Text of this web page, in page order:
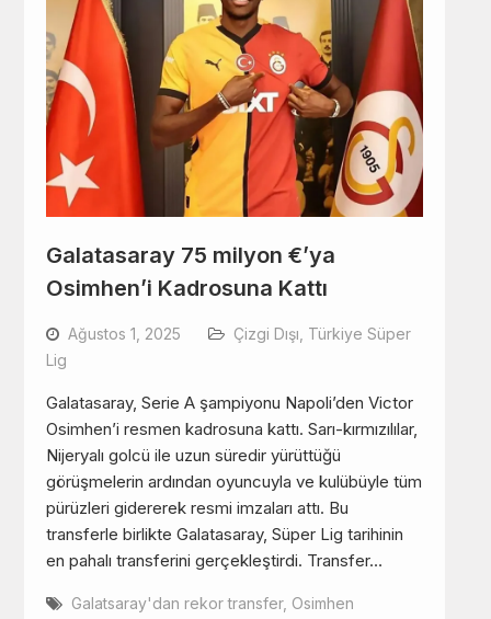
Galatasaray 75 milyon €’ya
Osimhen’i Kadrosuna Kattı
Ağustos 1, 2025 Çizgi Dışı Türkiye Süper
Lig
Galatasaray, Serie A şampiyonu Napoli’den Victor
Osimhen’i resmen kadrosuna kattı. Sarı-kırmızılılar,
Nijeryalı golcü ile uzun süredir yürüttüğü
görüşmelerin ardından oyuncuyla ve kulübüyle tüm
pürüzleri gidererek resmi imzaları attı. Bu
transferle birlikte Galatasaray, Süper Lig tarihinin
en pahalı transferini gerçekleştirdi. Transfer…
Galatsaray'dan rekor transfer, Osimhen